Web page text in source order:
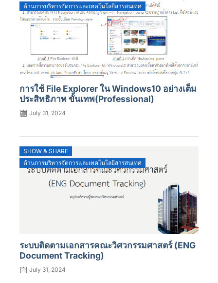
ด้านการบริหารจัดการและเทคโนโลยีสารสนเทศ
การใช้ File Explorer ใน Windows10 อย่างเต็ม
ประสิทธิภาพ ขั้นเทพ(Professional)
July 31, 2024
SHOW & SHARE
ด้านการบริหารจัดการและเทคโนโลยีสารสนเทศ
ระบบติดตามเอกสารคณะวิศวกรรมศาสตร์ (ENG
Document Tracking)
July 31, 2024